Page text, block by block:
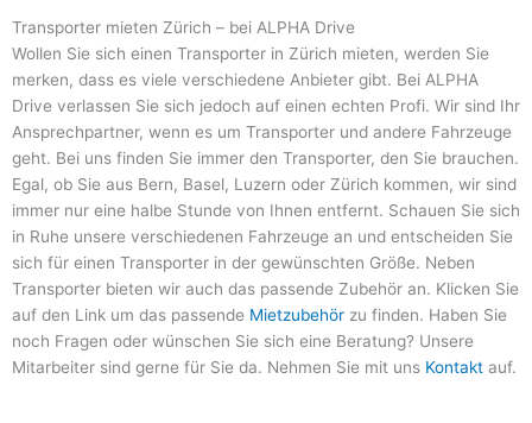
Transporter mieten Zürich – bei ALPHA Drive
Wollen Sie sich einen Transporter in Zürich mieten, werden Sie
merken, dass es viele verschiedene Anbieter gibt. Bei ALPHA
Drive verlassen Sie sich jedoch auf einen echten Profi. Wir sind Ihr
Ansprechpartner, wenn es um Transporter und andere Fahrzeuge
geht. Bei uns finden Sie immer den Transporter, den Sie brauchen.
Egal, ob Sie aus Bern, Basel, Luzern oder Zürich kommen, wir sind
immer nur eine halbe Stunde von Ihnen entfernt. Schauen Sie sich
in Ruhe unsere verschiedenen Fahrzeuge an und entscheiden Sie
sich für einen Transporter in der gewünschten Größe. Neben
Transporter bieten wir auch das passende Zubehör an. Klicken Sie
auf den Link um das passende Mietzubehör zu finden. Haben Sie
noch Fragen oder wünschen Sie sich eine Beratung? Unsere
Mitarbeiter sind gerne für Sie da. Nehmen Sie mit uns Kontakt auf.